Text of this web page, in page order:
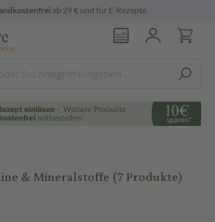
ab 29 € und für E-Rezepte
& Mineralstoffe (7 Produkte)